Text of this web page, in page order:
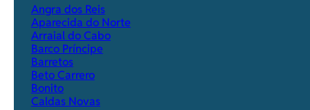
Angra dos Reis
Aparecida do Norte
Arraial do Cabo
Barco Príncipe
Barretos
Beto Carrero
Bonito
Caldas Novas